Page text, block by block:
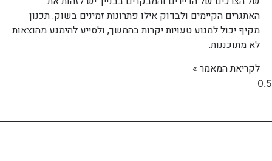
האתגרים הקיימים ולבדוק אילו פתרונות זמינים בשוק. תכנון
מקיף יכול למנוע טעויות יקרות בהמשך, ולסייע להימנע מהוצאות
לא מתוכננות.
לקריאת המאמר »